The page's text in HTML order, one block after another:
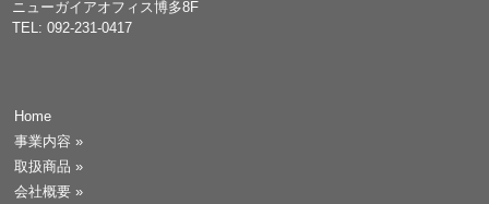
ニューガイアオフィス博多8F
TEL: 092-231-0417
Home
事業内容 »
取扱商品 »
会社概要 »